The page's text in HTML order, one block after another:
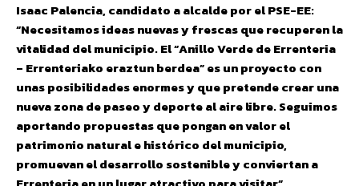
Isaac Palencia, candidato a alcalde por el PSE-EE:
“Necesitamos ideas nuevas y frescas que recuperen la
vitalidad del municipio. El “Anillo Verde de Errenteria
– Errenteriako eraztun berdea” es un proyecto con
unas posibilidades enormes y que pretende crear una
nueva zona de paseo y deporte al aire libre. Seguimos
aportando propuestas que pongan en valor el
patrimonio natural e histórico del municipio,
promuevan el desarrollo sostenible y conviertan a